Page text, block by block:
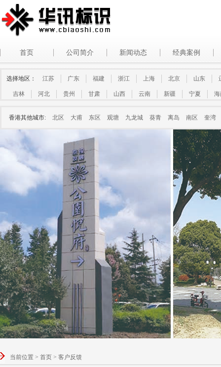
首页 公司简介 新闻动态 经典案例
选择地区： 江苏 广东 福建 浙江 上海 北京 山东
吉林 河北 贵州 甘肃 山西 云南 新疆 宁夏
香港其他城市: 北区 大甫 东区 观塘 九龙城 葵青 离岛 南区 奎湾
当前位置 > 首页 > 客户反馈